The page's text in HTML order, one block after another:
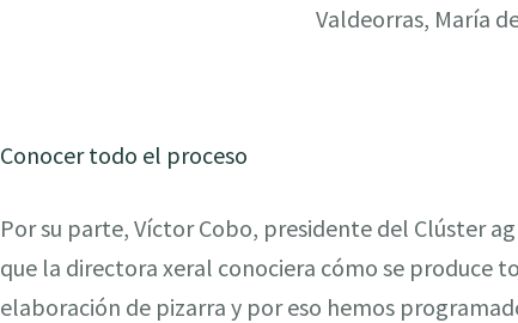
Valdeorras, María
Conocer todo el proceso
Por su parte, Víctor Cobo, presidente del Clúster
que la directora xeral conociera cómo se produce
elaboración de pizarra y por eso hemos